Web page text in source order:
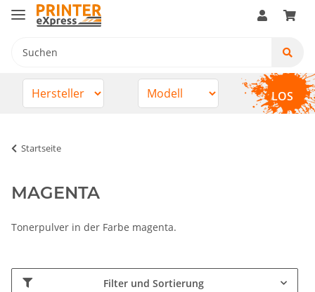
LOS
Startseite
MAGENTA
Tonerpulver in der Farbe magenta.
Filter und Sortierung